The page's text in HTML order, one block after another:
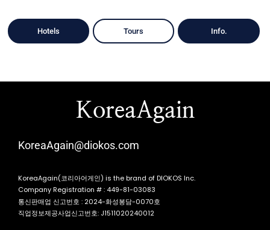
Hotels Tours Info.
KoreaAgain
KoreaAgain@diokos.com
KoreaAgain(코리아어게인) is the brand of DIOKOS Inc.
Company Registration # : 449-81-03083
통신판매업 신고번호 : 2024-화성봉담-0070호
직업정보제공사업신고번호: J1511020240012